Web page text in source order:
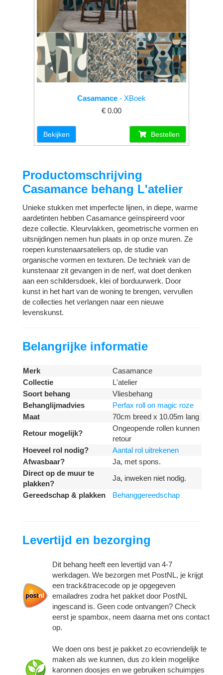
Casamance - XBoek
€ 0.00
Bekijken Bestellen
Productomschrijving
Casamance behang L'atelier
Unieke stukken met imperfecte lijnen, in diepe, warme
aardetinten hebben Casamance geïnspireerd voor
deze collectie. Kleurvlakken, geometrische vormen en
uitsnijdingen nemen hun plaats in op onze muren. Ze
roepen kunstenaarsateliers op, de studie van
organische vormen en texturen. De techniek van de
kunstenaar zit gevangen in de nerf, wat doet denken
aan een schildersdoek, klei of borduurwerk. Door
kunst in het hart van de woning te brengen, vervullen
de collecties het verlangen naar een nieuwe
levenskunst.
Belangrijke informatie
Merk
Casamance
Collectie
L'atelier
Soort behang
Vliesbehang
Behanglijmadvies
Perfax roll on magic roze
Maat
70cm breed x 10.05m lang
Retour mogelijk?
Ongeopende rollen kunnen
retour
Hoeveel rol nodig?
Aantal rol uitrekenen
Afwasbaar?
Ja, met spons.
Direct op de muur te
plakken?
Ja, inweken niet nodig.
Gereedschap & plakken
Behanggereedschap
Levertijd en bezorging
Dit behang heeft een levertijd van 4-7
werkdagen. We bezorgen met PostNL, je krijgt
een track&tracecode op je opgegeven
emailadres zodra het pakket door PostNL
ingescand is. Geen code ontvangen? Check
eerst je spambox, neem daarna met ons contact
op.
We doen ons best je pakket zo ecovriendelijk te
maken als we kunnen, dus zo klein mogelijke
karonnen doosjes en we gebruiken schuimpjes